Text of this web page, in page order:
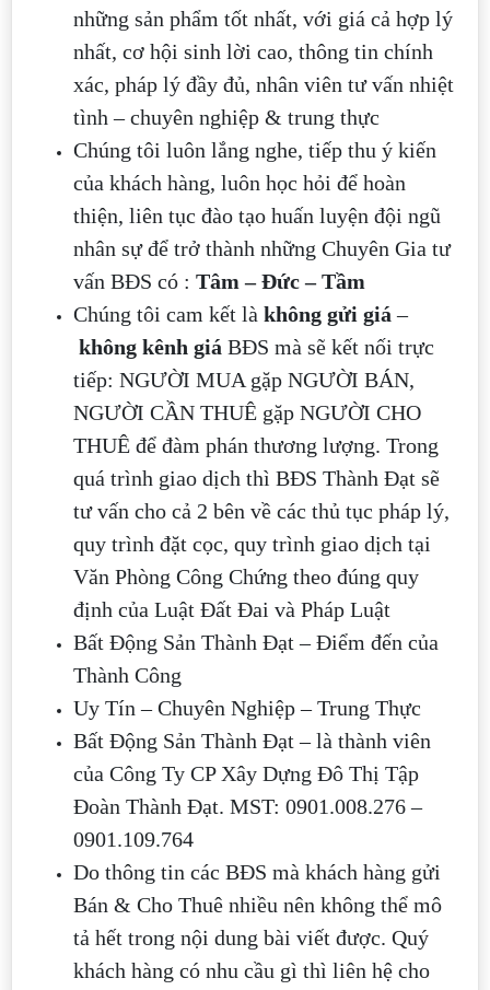
những sản phẩm tốt nhất, với giá cả hợp lý
nhất, cơ hội sinh lời cao, thông tin chính
xác, pháp lý đầy đủ, nhân viên tư vấn nhiệt
tình – chuyên nghiệp & trung thực
Chúng tôi luôn lắng nghe, tiếp thu ý kiến
của khách hàng, luôn học hỏi để hoàn
thiện, liên tục đào tạo huấn luyện đội ngũ
nhân sự để trở thành những Chuyên Gia tư
vấn BĐS có : Tâm – Đức – Tầm
Chúng tôi cam kết là không gửi giá–
không kênh giá BĐS mà sẽ kết nối trực
tiếp: NGƯỜI MUA gặp NGƯỜI BÁN,
NGƯỜI CẦN THUÊ gặp NGƯỜI CHO
THUÊ để đàm phán thương lượng. Trong
quá trình giao dịch thì BĐS Thành Đạt sẽ
tư vấn cho cả 2 bên về các thủ tục pháp lý,
quy trình đặt cọc, quy trình giao dịch tại
Văn Phòng Công Chứng theo đúng quy
định của Luật Đất Đai và Pháp Luật
Bất Động Sản Thành Đạt – Điểm đến của
Thành Công
Uy Tín – Chuyên Nghiệp – Trung Thực
Bất Động Sản Thành Đạt – là thành viên
của Công Ty CP Xây Dựng Đô Thị Tập
Đoàn Thành Đạt. MST: 0901.008.276 –
0901.109.764
Do thông tin các BĐS mà khách hàng gửi
Bán & Cho Thuê nhiều nên không thể mô
tả hết trong nội dung bài viết được. Quý
khách hàng có nhu cầu gì thì liên hệ cho